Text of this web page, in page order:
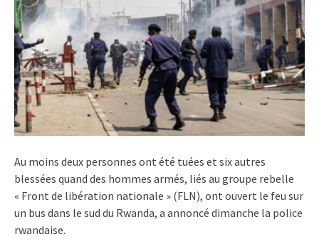
Au moins deux personnes ont été tuées et six autres
blessées quand des hommes armés, liés au groupe rebelle
« Front de libération nationale » (FLN), ont ouvert le feu sur
un bus dans le sud du Rwanda, a annoncé dimanche la police
rwandaise.